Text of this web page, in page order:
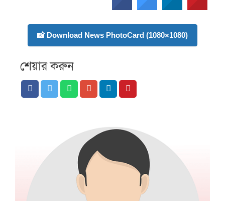
📸 Download News PhotoCard (1080×1080)
শেয়ার করুন